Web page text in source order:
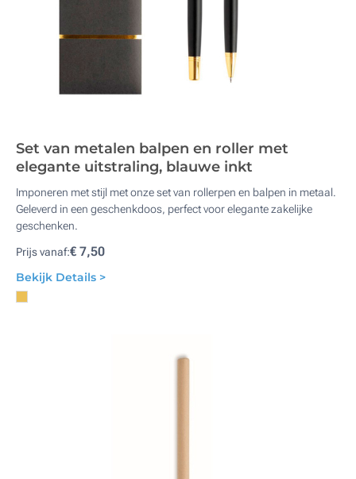
Set van metalen balpen en roller met
elegante uitstraling, blauwe inkt
Imponeren met stijl met onze set van rollerpen en balpen in metaal.
Geleverd in een geschenkdoos, perfect voor elegante zakelijke
geschenken.
Prijs vanaf:€ 7,50
Bekijk Details >